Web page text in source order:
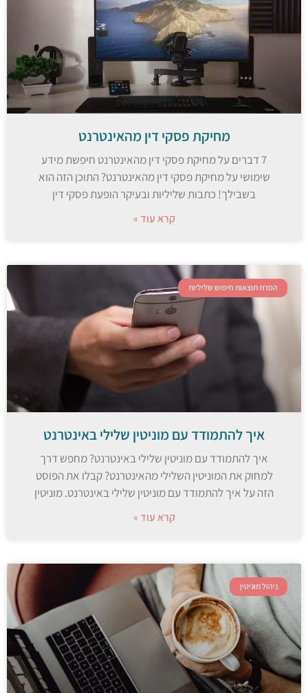
מחיקת פסקי דין מהאינטרנט
7 דברים על מחיקת פסקי דין מהאינטרנט חיפשת מידע
שימושי על מחיקת פסקי דין מהאינטרנט? התוכן הזה הוא
בשבילך! כתבות שליליות ובעיקר הופעת פסקי דין
קרא עוד »
הסרת תוצאות חיפוש שליליות
איך להתמודד עם מוניטין שלילי באינטרנט
איך להתמודד עם מוניטין שלילי באינטרנט? מחפש דרך
למחוק את המוניטין השלילי מהאינטרנט? קבלו את הפוסט
הזה על איך להתמודד עם מוניטין שלילי באינטרנט. מוניטין
קרא עוד »
ניהול מוניטין